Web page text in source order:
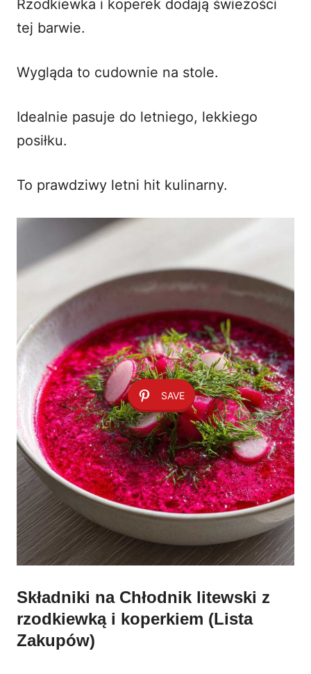
Rzodkiewka i koperek dodają świeżości
tej barwie.
Wygląda to cudownie na stole.
Idealnie pasuje do letniego, lekkiego
posiłku.
To prawdziwy letni hit kulinarny.
SAVE
Składniki na Chłodnik litewski z
rzodkiewką i koperkiem (Lista
Zakupów)